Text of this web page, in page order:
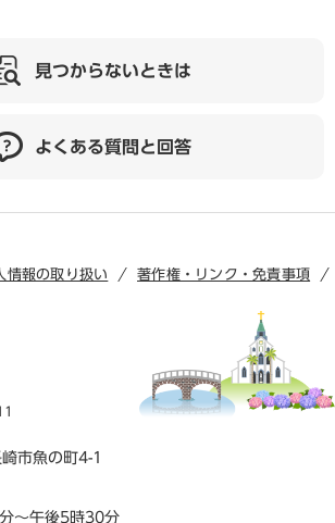
見つからないときは
よくある質問と回答
情報の取り扱い
著作権・リンク・免責事項
市魚の町4-1
～午後5時30分